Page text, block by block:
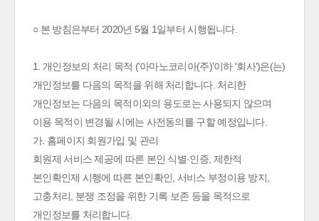
○ 본 방침은부터 2020년 5월 1일부터 시행됩니다.
1. 개인정보의 처리 목적 ('아마노코리아(주)'이하 '회사')은(는)
개인정보를 다음의 목적을 위해 처리합니다. 처리한
개인정보는 다음의 목적이외의 용도로는 사용되지 않으며
이용 목적이 변경될 시에는 사전동의를 구할 예정입니다.
가. 홈페이지 회원가입 및 관리
회원제 서비스 제공에 따른 본인 식별·인증, 제한적
본인확인제 시행에 따른 본인확인, 서비스 부정이용 방지,
고충처리, 분쟁 조정을 위한 기록 보존 등을 목적으로
개인정보를 처리합니다.